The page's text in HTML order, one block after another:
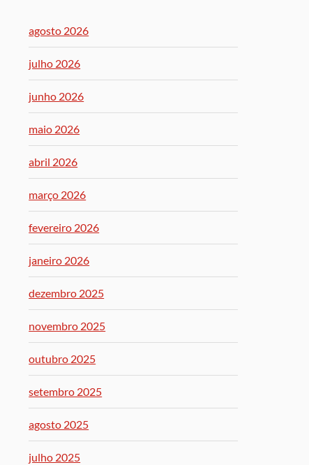
agosto 2026
julho 2026
junho 2026
maio 2026
abril 2026
março 2026
fevereiro 2026
janeiro 2026
dezembro 2025
novembro 2025
outubro 2025
setembro 2025
agosto 2025
julho 2025